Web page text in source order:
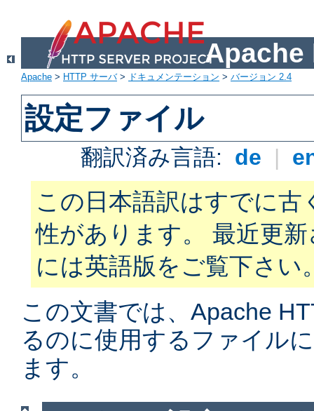
Apache
Apache > HTTP サーバ> ドキュメンテーション > バージョン 2.4
設定ファイル
翻訳済み言語: de |
この日本語訳はすでに古
性があります。 最近更
には英語版をご覧下さい
この文書では、Apache
るのに使用するファイル
ます。